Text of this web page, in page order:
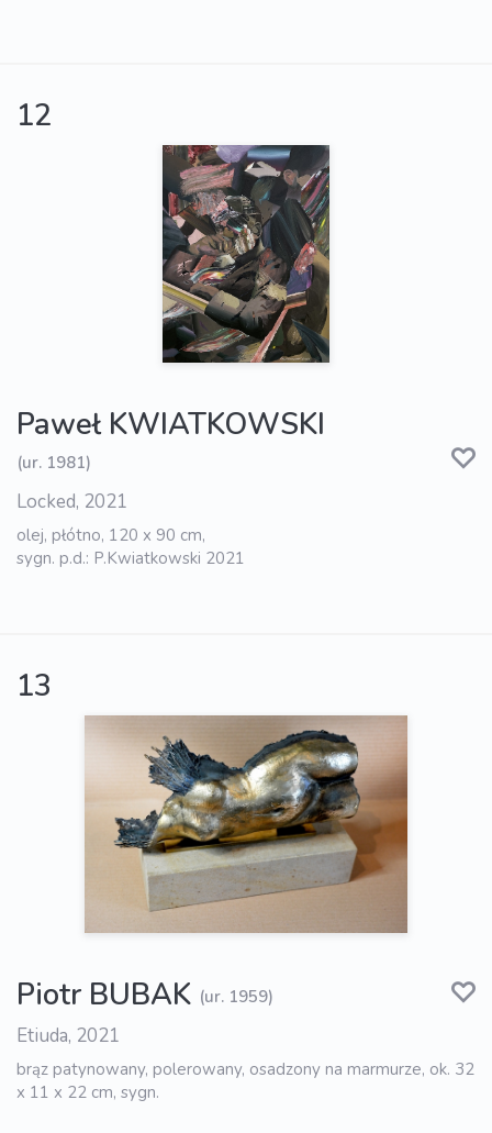
12
Paweł KWIATKOWSKI
(ur. 1981)
Locked, 2021
olej, płótno, 120 x 90 cm,
sygn. p.d.: P.Kwiatkowski 2021
13
Piotr BUBAK (ur. 1959)
Etiuda, 2021
brąz patynowany, polerowany, osadzony na marmurze, ok. 32
x 11 x 22 cm, sygn.